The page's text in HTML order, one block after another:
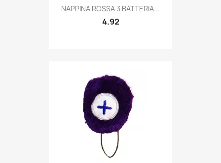
Quick view
NAPPINA ROSSA 3 BATTERIA...
4.92